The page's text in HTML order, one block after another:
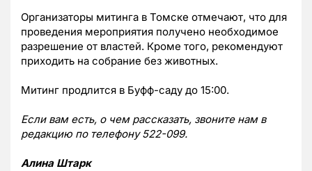
Организаторы митинга в Томске отмечают, что для
проведения мероприятия получено необходимое
разрешение от властей. Кроме того, рекомендуют
приходить на собрание без животных.
Митинг продлится в Буфф-саду до 15:00.
Если вам есть, о чем рассказать, звоните нам в
редакцию по телефону 522-099.
Алина Штарк